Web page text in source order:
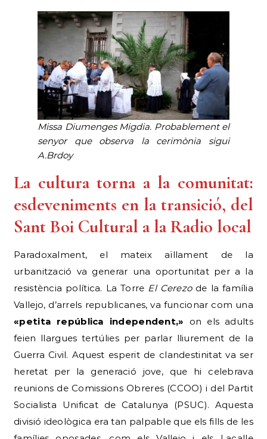
Missa Diumenges Migdia. Probablement el
senyor que observa la cerimònia sigui
A.Brdoy
La cultura torna a la comunitat:
esdeveniments en la transició, del
Sant Boi Cultural a la Radio local
Paradoxalment, el mateix aïllament de la
urbanització va generar una oportunitat per a la
resistència política. La Torre El Cerezode la família
Vallejo, d’arrels republicanes, va funcionar com una
«petita república independent,» on els adults
feien llargues tertúlies per parlar lliurement de la
Guerra Civil. Aquest esperit de clandestinitat va ser
heretat per la generació jove, que hi celebrava
reunions de Comissions Obreres (CCOO) i del Partit
Socialista Unificat de Catalunya (PSUC). Aquesta
divisió ideològica era tan palpable que els fills de les